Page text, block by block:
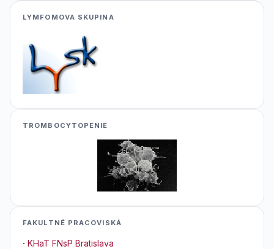
LYMFOMOVA SKUPINA
TROMBOCYTOPENIE
FAKULTNÉ PRACOVISKÁ
· KHaT FNsP Bratislava